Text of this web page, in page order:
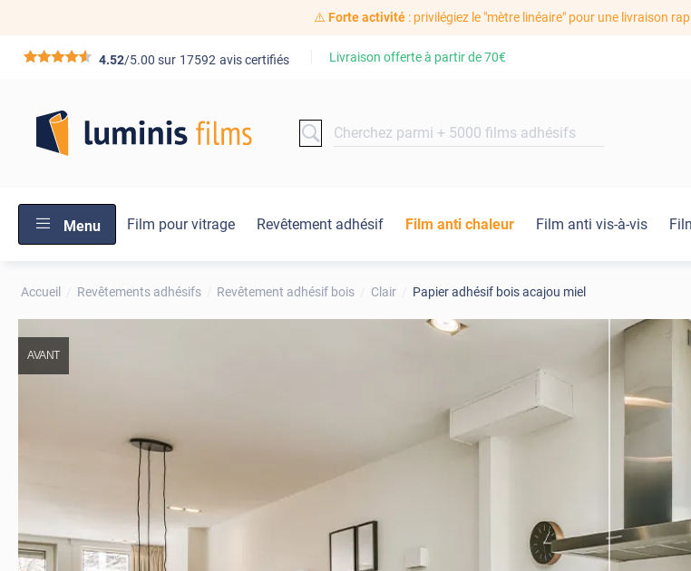
⚠️ Forte activité: privilégiez le "mètre linéaire" pour une livraison
*****4.52/5.00 sur 17592 avis certifiés Livraison offerte à partir de70€
Menu Film pour vitrage Revêtement adhésif Film anti chaleur Film anti vis-à-vis
Accueil Revêtements adhésifs Revêtement adhésif bois Clair Papier adhésif bois acajou miel
AVANT